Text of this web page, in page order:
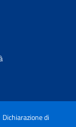
Dichiarazione di